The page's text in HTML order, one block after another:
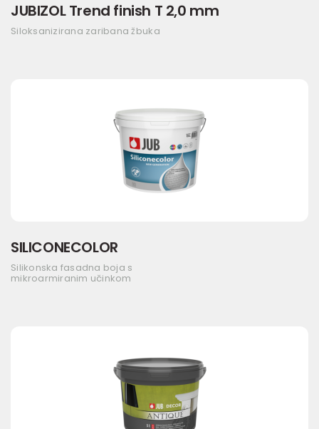
JUBIZOL Trend finish T 2,0 mm
Siloksanizirana zaribana žbuka
SILICONECOLOR
Silikonska fasadna boja s
mikroarmiranim učinkom